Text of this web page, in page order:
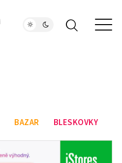
BAZAR BLESKOVKY